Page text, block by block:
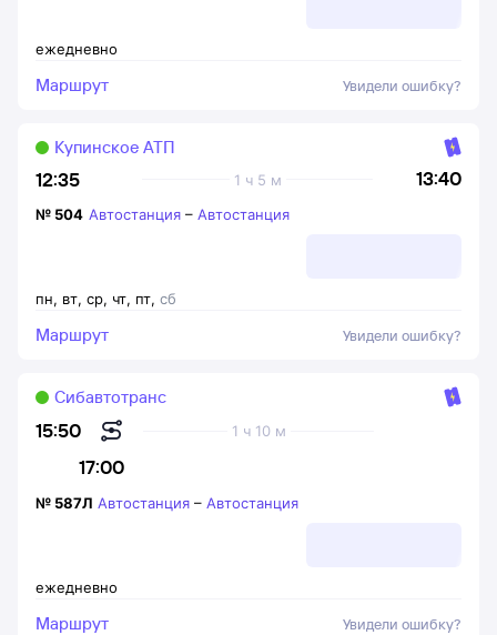
ежедневно
Маршрут Увидели ошибку?
12:35 13:40
1 ч 5 м
Купинское АТП
пн, вт, ср, чт, пт, сб
№ 504 Автостанция – Автостанция
Маршрут Увидели ошибку?
15:50
17:00
1 ч 10 м
Сибавтотранс
ежедневно
№ 587Л Автостанция – Автостанция
Маршрут Увидели ошибку?